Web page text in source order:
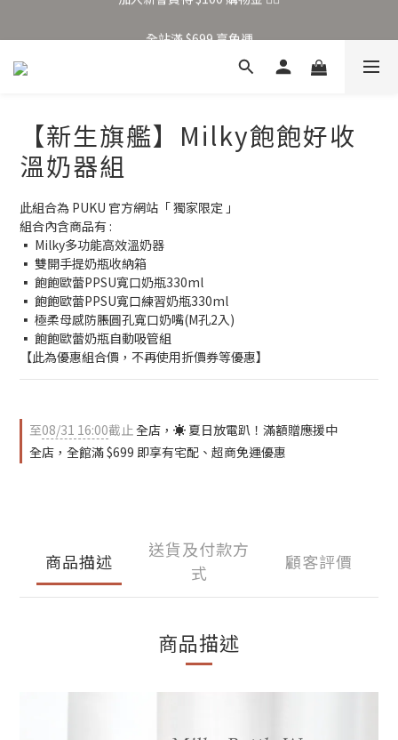
加入新會員得 $100 購物金 👉🏻
【新生旗艦】Milky飽飽好收
溫奶器組
此組合為 PUKU 官方網站「 獨家限定 」
組合內含商品有 :
▪ Milky多功能高效溫奶器
▪ 雙開手提奶瓶收納箱
▪ 飽飽歐蕾PPSU寬口奶瓶330ml
▪ 飽飽歐蕾PPSU寬口練習奶瓶330ml
▪ 極柔母感防脹圓孔寬口奶嘴(M孔2入)
▪ 飽飽歐蕾奶瓶自動吸管組
【此為優惠組合價，不再使用折價券等優惠】
至08/31 16:00截止全店，☀️ 夏日放電趴！滿額贈應援中
全店，全館滿 $699 即享有宅配、超商免運優惠
商品描述
送貨及付款方
式
顧客評價
商品描述